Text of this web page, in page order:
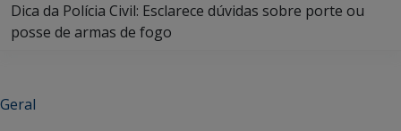
Dica da Polícia Civil: Esclarece dúvidas sobre porte ou
posse de armas de fogo
Geral